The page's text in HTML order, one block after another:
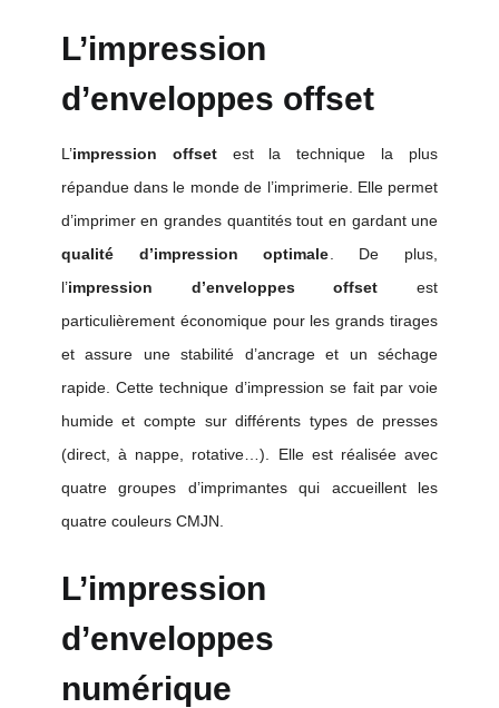
L’impression
d’enveloppes offset
L’impression offset est la technique la plus
répandue dans le monde de l’imprimerie. Elle permet
d’imprimer en grandes quantités tout en gardant une
qualité d’impression optimale . De plus,
l’impression d’enveloppes offset est
particulièrement économique pour les grands tirages
et assure une stabilité d’ancrage et un séchage
rapide. Cette technique d’impression se fait par voie
humide et compte sur différents types de presses
(direct, à nappe, rotative…). Elle est réalisée avec
quatre groupes d’imprimantes qui accueillent les
quatre couleurs CMJN.
L’impression
d’enveloppes
numérique